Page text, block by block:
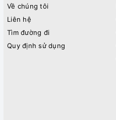
Về chúng tôi
Liên hệ
Tìm đường đi
Quy định sử dụng